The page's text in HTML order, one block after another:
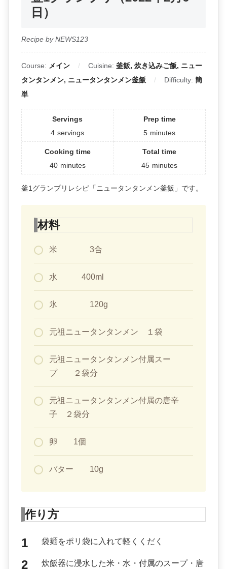
日）
Recipe by NEWS123
Course: メイン Cuisine: 釜飯, 炊き込みご飯, ニュー
タンタンメン, ニュータンタンメン釜飯
Difficulty: 簡
単
Servings
4 servings
Prep time
5 minutes
Cooking time
40 minutes
Total time
45 minutes
釜1グランプリレシピ「ニュータンタンメン釜飯」です。
材料
米 3合
水 400ml
氷 120g
元祖ニュータンタンメン １袋
元祖ニュータンタンメン付属スー
プ ２袋分
元祖ニュータンタンメン付属の唐辛
子 ２袋分
卵 1個
バター 10g
作り方
袋麺をポリ袋に入れて軽くくだく
炊飯器に浸水した米・水・付属のスープ・唐